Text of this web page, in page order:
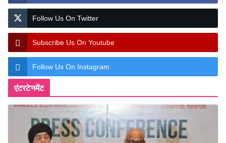
Follow Us On Twitter
Subscribe Us On Youtube
Follow Us On Instagram
एंटरटेनमेंट